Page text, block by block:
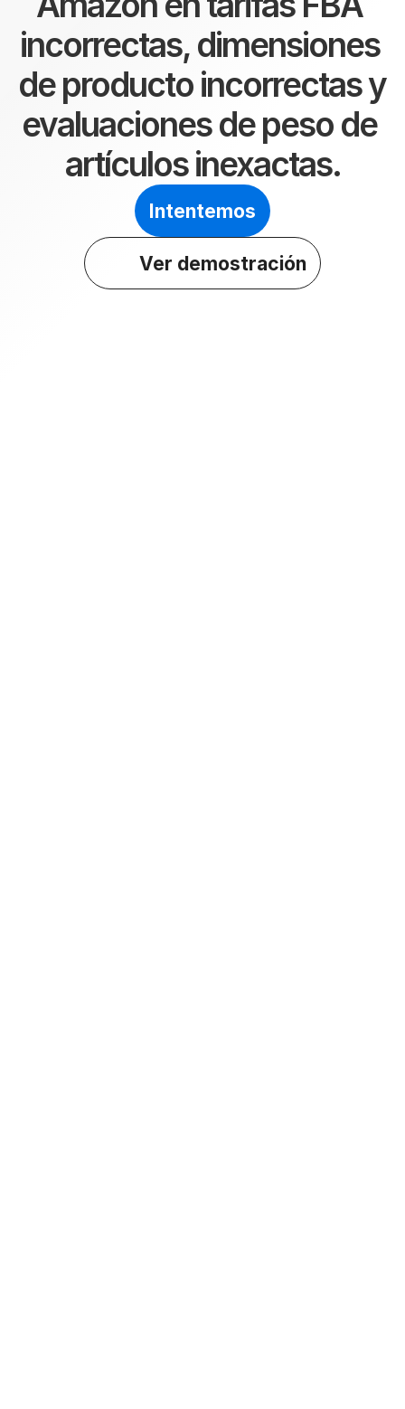
incorrectas, dimensiones
de producto incorrectas y
evaluaciones de peso de
artículos inexactas.
Intentemos
Ver demostración